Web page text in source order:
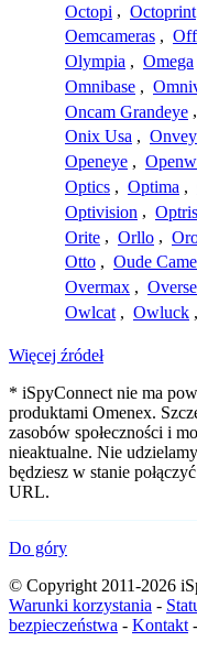
Octopi , Octoprint
Oemcameras , Off
Olympia , Omega
Omnibase ,
Oncam Grandeye ,
Onix Usa , Onvey
Openeye ,
Optics , Optima ,
Optivision , Optris
Orite , Orllo ,
Otto , Oude
Overmax ,
Owlcat , Owluck ,
Więcej źródeł
* iSpyConnect nie ma
produktami Omenex.
zasobów społeczności i
nieaktualne. Nie
będziesz w stanie
URL.
Do góry
© Copyright 2011-2026
Warunki korzystania -
bezpieczeństwa - Kontakt -